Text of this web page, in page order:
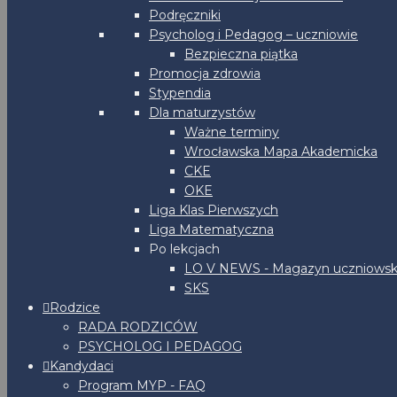
Podręczniki
Psycholog i Pedagog – uczniowie
Bezpieczna piątka
Promocja zdrowia
Stypendia
Dla maturzystów
Ważne terminy
Wrocławska Mapa Akademicka
CKE
OKE
Liga Klas Pierwszych
Liga Matematyczna
Po lekcjach
LO V NEWS - Magazyn
SKS
Rodzice
RADA RODZICÓW
PSYCHOLOG I PEDAGOG
Kandydaci
Program MYP - FAQ